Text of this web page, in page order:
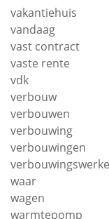
vakantiehuis
vandaag
vast contract
vaste rente
vdk
verbouw
verbouwen
verbouwing
verbouwingen
waar
wagen
warmtepomp